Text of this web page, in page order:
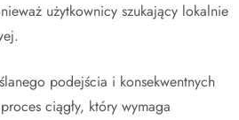
użytkownicy szukający lokalnie
podejścia i konsekwentnych
ciągły, który wymaga